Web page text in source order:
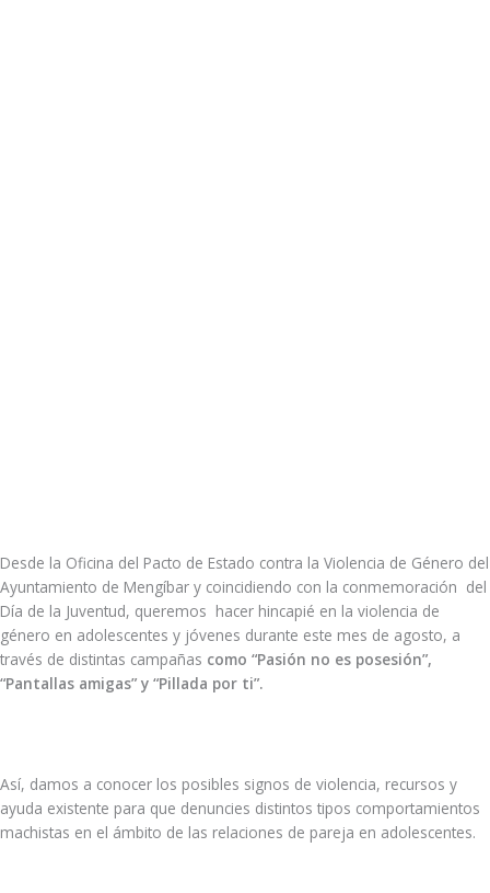
Desde la Oficina del Pacto de Estado contra la Violencia de Género del
Ayuntamiento de Mengíbar y coincidiendo con la conmemoración del
Día de la Juventud, queremos hacer hincapié en la violencia de
género en adolescentes y jóvenes durante este mes de agosto, a
través de distintas campañas como “Pasión no es posesión”,
“Pantallas amigas” y “Pillada por ti”.
Así, damos a conocer los posibles signos de violencia, recursos y
ayuda existente para que denuncies distintos tipos comportamientos
machistas en el ámbito de las relaciones de pareja en adolescentes.